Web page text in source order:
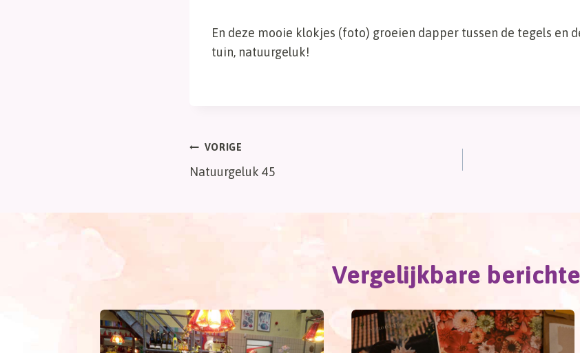
En deze mooie klokjes (foto) groeien dapper tussen de tegels en
tuin, natuurgeluk!
Bericht
VORIGE
Natuurgeluk 45
Vergelijkbare